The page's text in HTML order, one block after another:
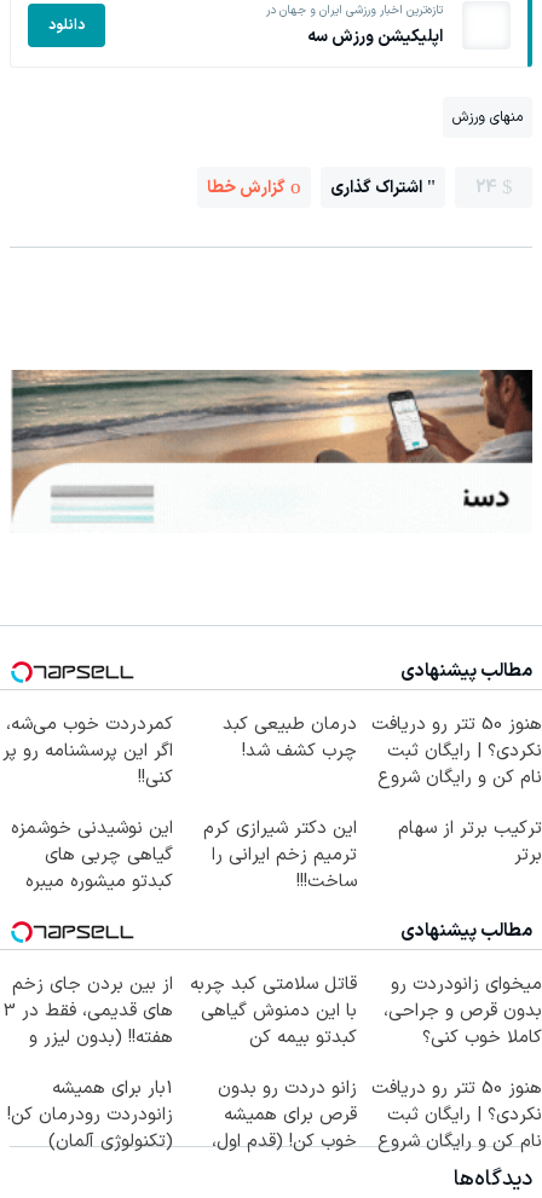
تازه‌ترین اخبار ورزشی ایران و جهان در
اپلیکیشن ورزش سه دانلود
منهای ورزش
24 اشتراک گذاری گزارش خطا
مطالب پیشنهادی
هنوز 50 تتر رو دریافت
نکردی؟ | رایگان ثبت
نام کن و رایگان شروع
درمان طبیعی کبد
چرب کشف شد!
کمردردت خوب می‌شه،
اگر این پرسشنامه رو پر
کنی!!
ترکیب برتر از سهام
برتر
این دکتر شیرازی کرم
ترمیم زخم ایرانی را
ساخت!!!
این نوشیدنی خوشمزه
گیاهی چربی های
کبدتو میشوره میبره
مطالب پیشنهادی
میخوای زانودردت رو
بدون قرص و جراحی،
کاملا خوب کنی؟
قاتل سلامتی کبد چربه
با این دمنوش گیاهی
کبدتو بیمه کن
از بین بردن جای زخم
های قدیمی، فقط در 3
هفته!! (بدون لیزر و
هنوز 50 تتر رو دریافت
نکردی؟ | رایگان ثبت
نام کن و رایگان شروع
کن!
زانو دردت رو بدون
قرص برای همیشه
خوب کن! (قدم اول،
1بار برای همیشه
زانودردت رودرمان کن!
(تکنولوژی آلمان)
دیدگاه‌ها